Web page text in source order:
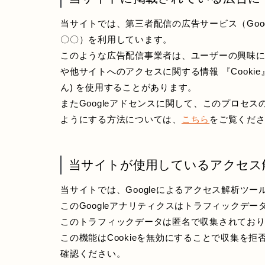
当サイトでは、第三者配信の広告サービス（
〇〇）を利用しています。
このような広告配信事業者は、ユーザーの興味
や他サイトへのアクセスに関する情報 『
ん) を使用することがあります。
またGoogleアドセンスに関して、このプロセ
ようにする方法については、
こちら をご覧くだ
当サイトが使用しているアクセ
当サイトでは、Googleによるアクセス解析ツ
このGoogleアナリティクスはトラフィックデ
このトラフィックデータは匿名で収集されてお
この機能はCookieを無効にすることで収集を拒
確認ください。